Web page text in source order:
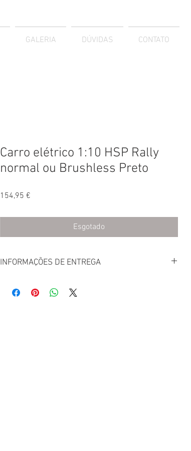
Carro elétrico 1:10 HSP Rally
normal ou Brushless Preto
154,95 €
Esgotado
INFORMAÇÕES DE ENTREGA
Pode levantar o produto no nosso armazém poupando os
GALERIA DÚVIDAS CONTATO